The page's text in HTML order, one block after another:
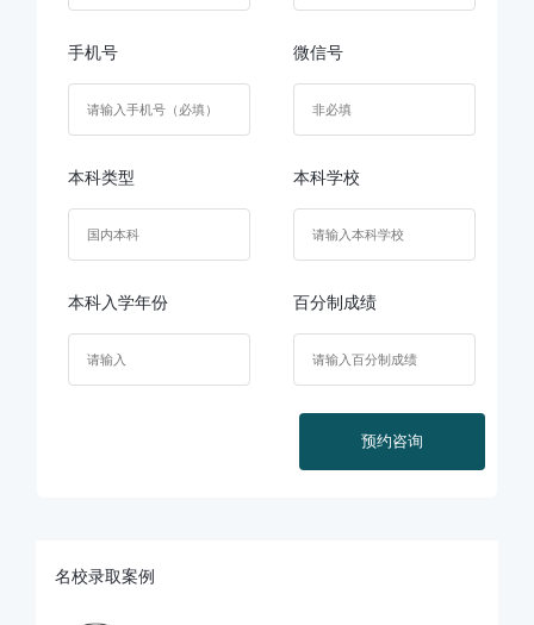
手机号 微信号
本科类型 本科学校
本科入学年份 百分制成绩
预约咨询
名校录取案例